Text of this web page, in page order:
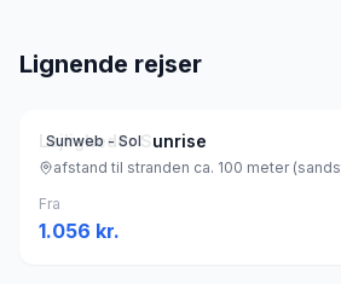
Lignende rejser
Sunweb - Sol
Lejligheder Sunrise
afstand til stranden ca. 100 meter
Fra
1.056 kr.